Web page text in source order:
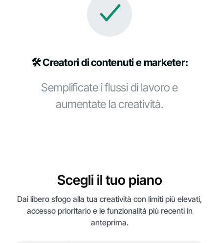
🛠️ Creatori di contenuti e marketer:
Semplificate i flussi di lavoro e
aumentate la creatività.
Scegli il tuo piano
Dai libero sfogo alla tua creatività con limiti più elevati,
accesso prioritario e le funzionalità più recenti in
anteprima.